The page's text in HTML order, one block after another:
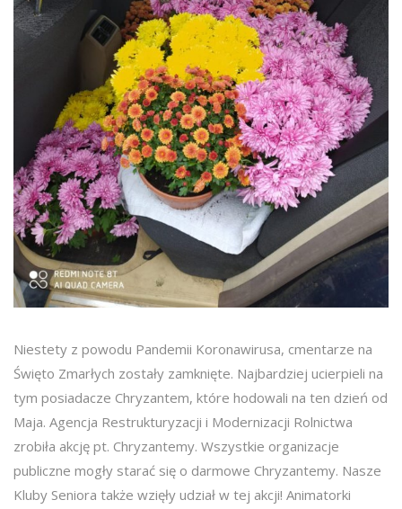
Niestety z powodu Pandemii Koronawirusa, cmentarze na
Święto Zmarłych zostały zamknięte. Najbardziej ucierpieli na
tym posiadacze Chryzantem, które hodowali na ten dzień od
Maja. Agencja Restrukturyzacji i Modernizacji Rolnictwa
zrobiła akcję pt. Chryzantemy. Wszystkie organizacje
publiczne mogły starać się o darmowe Chryzantemy. Nasze
Kluby Seniora także wzięły udział w tej akcji! Animatorki